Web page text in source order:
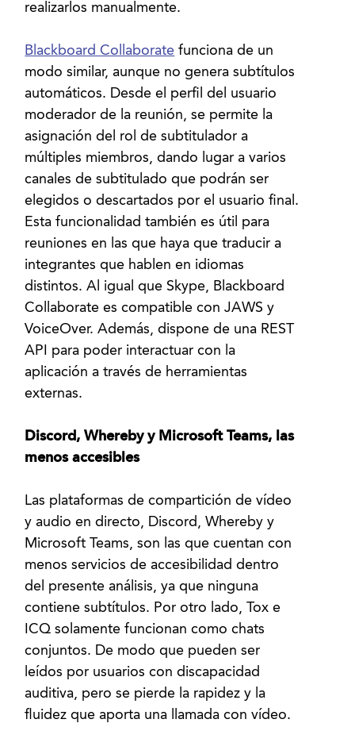
realizarlos manualmente.
Blackboard Collaborate funciona de un
modo similar, aunque no genera subtítulos
automáticos. Desde el perfil del usuario
moderador de la reunión, se permite la
asignación del rol de subtitulador a
múltiples miembros, dando lugar a varios
canales de subtitulado que podrán ser
elegidos o descartados por el usuario final.
Esta funcionalidad también es útil para
reuniones en las que haya que traducir a
integrantes que hablen en idiomas
distintos. Al igual que Skype, Blackboard
Collaborate es compatible con JAWS y
VoiceOver. Además, dispone de una REST
API para poder interactuar con la
aplicación a través de herramientas
externas.
Discord, Whereby y Microsoft Teams, las
menos accesibles
Las plataformas de compartición de vídeo
y audio en directo, Discord, Whereby y
Microsoft Teams, son las que cuentan con
menos servicios de accesibilidad dentro
del presente análisis, ya que ninguna
contiene subtítulos. Por otro lado, Tox e
ICQ solamente funcionan como chats
conjuntos. De modo que pueden ser
leídos por usuarios con discapacidad
auditiva, pero se pierde la rapidez y la
fluidez que aporta una llamada con vídeo.